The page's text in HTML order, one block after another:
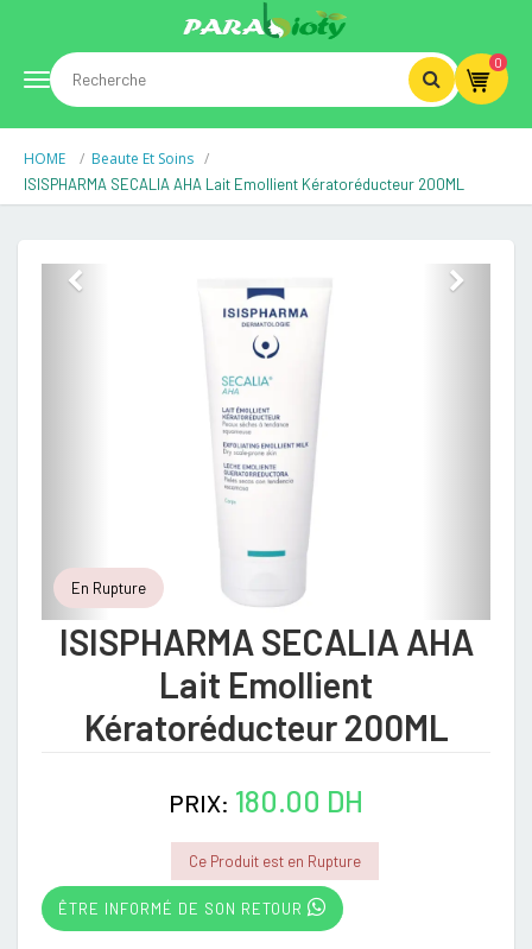
Toggle
navigation
0
HOME Beaute Et Soins
ISISPHARMA SECALIA AHA Lait Emollient Kératoréducteur 200ML
En Rupture
ISISPHARMA SECALIA AHA
Lait Emollient
Kératoréducteur 200ML
PRIX: 180.00 DH
Ce Produit est en Rupture
ÊTRE INFORMÉ DE SON RETOUR